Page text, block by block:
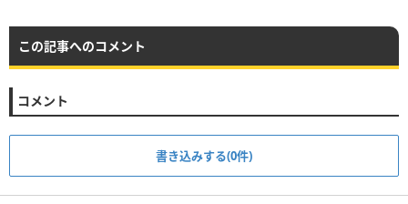
この記事へのコメント
コメント
書き込みする(0件)